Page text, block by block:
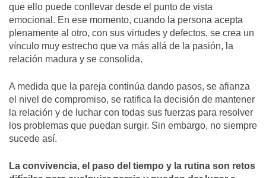
que ello puede conllevar desde el punto de vista
emocional. En ese momento, cuando la persona acepta
plenamente al otro, con sus virtudes y defectos, se crea un
vínculo muy estrecho que va más allá de la pasión, la
relación madura y se consolida.
A medida que la pareja continúa dando pasos, se afianza
el nivel de compromiso, se ratifica la decisión de mantener
la relación y de luchar con todas sus fuerzas para resolver
los problemas que puedan surgir. Sin embargo, no siempre
sucede así.
La convivencia, el paso del tiempo y la rutina son retos